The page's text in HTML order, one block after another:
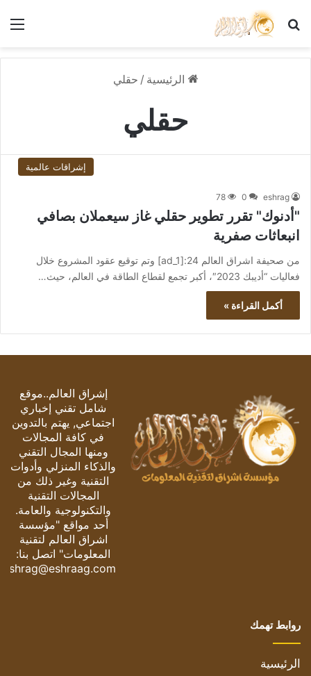
بحث عن
الرئيسية / حقلي
حقلي
إشراقات عالمية
eshrag
0
78
"أدنوك" تقرر تطوير حقلي غاز سيعملان بصافي
انبعاثات صفرية
من صحيفة اشراق العالم 24:[ad_1] وتم توقيع عقود المشروع خلال
فعاليات “أديبك 2023″، أكبر تجمع لقطاع الطاقة في العالم، حيث…
أكمل القراءة »
إشراق العالم..موقع
شامل تقني إخباري
اجتماعي, يهتم بالتدوين
في كافة المجالات
ومنها المجال التقني
والذكاء المنزلي وأدوات
التقنية وغير ذلك من
المجالات التقنية
والتكنولوجية والعامة.
أحد مواقع "مؤسسة
اشراق العالم لتقنية
المعلومات" اتصل بنا:
eshrag@eshraag.com
روابط تهمك
الرئيسية